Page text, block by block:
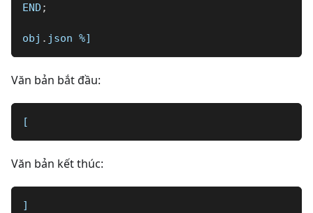
END ;
obj . json %]
Văn bản bắt đầu:
[
Văn bản kết thúc:
]